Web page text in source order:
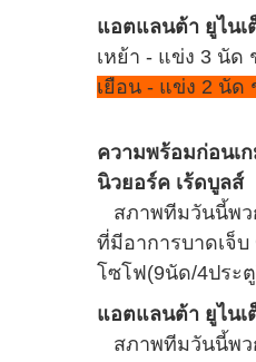
แอตแลนต้า ยูไนเ
เหย้า - แข่ง 3 นัด
เยือน - แข่ง 2 นัด
ความพร้อมก่อนเ
นิวยอร์ค เร้ดบูลส์
สภาพทีมวันนี้พว
ที่มีอาการบาดเจ็
โซโฟ(9นัด/4ประ
แอตแลนต้า ยูไนเ
สภาพทีมวันนี้พว